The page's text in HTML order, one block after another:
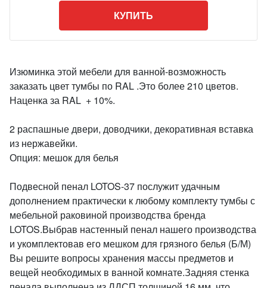
КУПИТЬ
Изюминка этой мебели для ванной-возможность
заказать цвет тумбы по RAL .Это более 210 цветов.
Наценка за RAL + 10%.
2 распашные двери, доводчики, декоративная вставка
из нержавейки.
Опция: мешок для белья
Подвесной пенал LOTOS-37 послужит удачным
дополнением практически к любому комплекту тумбы с
мебельной раковиной производства бренда
LOTOS.Выбрав настенный пенал нашего производства
и укомплектовав его мешком для грязного белья (Б/М)
Вы решите вопросы хранения массы предметов и
вещей необходимых в ванной комнате.Задняя стенка